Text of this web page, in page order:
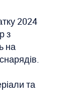
2024
з
на
та